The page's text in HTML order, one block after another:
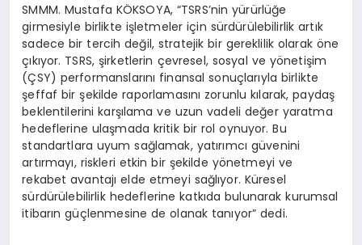
SMMM. Mustafa KÖKSOYA, “TSRS’nin yürürlüğe
girmesiyle birlikte işletmeler için sürdürülebilirlik artık
sadece bir tercih değil, stratejik bir gereklilik olarak öne
çıkıyor. TSRS, şirketlerin çevresel, sosyal ve yönetişim
(ÇSY) performanslarını finansal sonuçlarıyla birlikte
şeffaf bir şekilde raporlamasını zorunlu kılarak, paydaş
beklentilerini karşılama ve uzun vadeli değer yaratma
hedeflerine ulaşmada kritik bir rol oynuyor. Bu
standartlara uyum sağlamak, yatırımcı güvenini
artırmayı, riskleri etkin bir şekilde yönetmeyi ve
rekabet avantajı elde etmeyi sağlıyor. Küresel
sürdürülebilirlik hedeflerine katkıda bulunarak kurumsal
itibarın güçlenmesine de olanak tanıyor” dedi.